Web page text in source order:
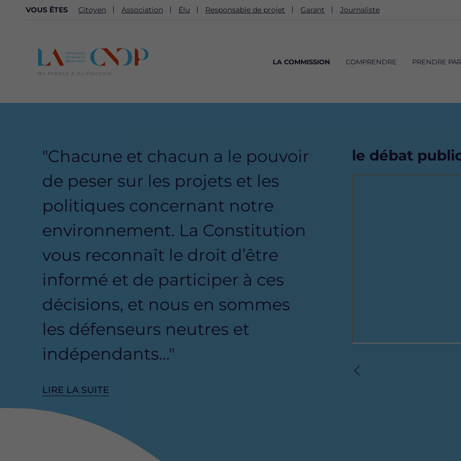
NAVIGATION
VOUS ÊTES Citoyen Association Élu Responsable de projet Garant Journaliste
principale
LA COMMISSION COMPRENDRE PRENDRE
"Chacune et chacun a le pouvoir
de peser sur les projets et les
politiques concernant notre
environnement. La Constitution
vous reconnaît le droit d’être
informé et de participer à ces
décisions, et nous en sommes
les défenseurs neutres et
indépendants…"
LIRE LA SUITE
le débat
Précédent